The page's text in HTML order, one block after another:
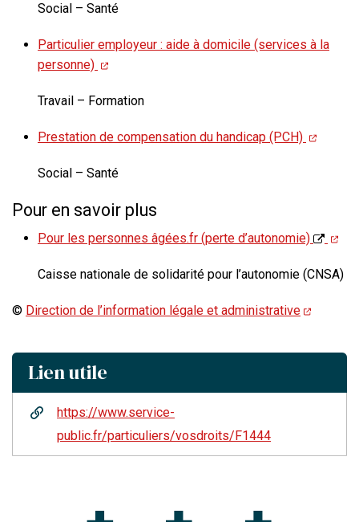
Social – Santé
Particulier employeur : aide à domicile (services à la
personne)
Travail – Formation
Prestation de compensation du handicap (PCH)
Social – Santé
Pour en savoir plus
Pour les personnes âgées.fr (perte d’autonomie)
Caisse nationale de solidarité pour l’autonomie (CNSA)
© Direction de l’information légale et administrative
Lien utile
https://www.service-
public.fr/particuliers/vosdroits/F1444